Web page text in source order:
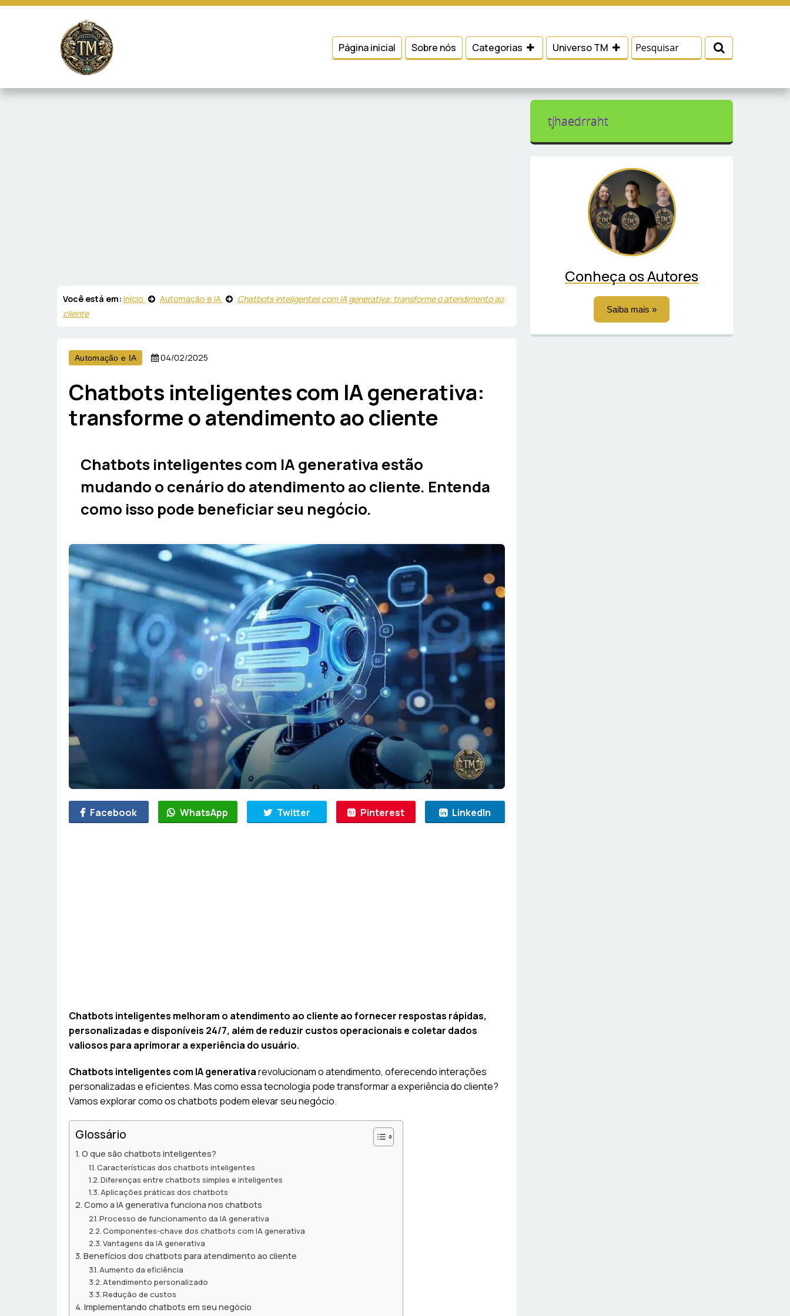
Página inicial Sobre nós Categorias Universo TM
Você está em: Início Automação e IA
Chatbots inteligentes com IA generativa: transforme o atendimento ao
cliente
Automação e IA 04/02/2025
Chatbots inteligentes com IA generativa:
transforme o atendimento ao cliente
Chatbots inteligentes com IA generativa estão
mudando o cenário do atendimento ao cliente. Entenda
como isso pode beneficiar seu negócio.
Facebook WhatsApp Twitter Pinterest LinkedIn
Chatbots inteligentes melhoram o atendimento ao cliente ao fornecer respostas rápidas,
personalizadas e disponíveis 24/7, além de reduzir custos operacionais e coletar dados
valiosos para aprimorar a experiência do usuário.
Chatbots inteligentes com IA generativarevolucionam o atendimento, oferecendo interações
personalizadas e eficientes. Mas como essa tecnologia pode transformar a experiência do cliente?
Vamos explorar como os chatbots podem elevar seu negócio.
Glossário
O que são chatbots inteligentes?
Características dos chatbots inteligentes
Diferenças entre chatbots simples e inteligentes
Aplicações práticas dos chatbots
Como a IA generativa funciona nos chatbots
Processo de funcionamento da IA generativa
Componentes-chave dos chatbots com IA generativa
Vantagens da IA generativa
Benefícios dos chatbots para atendimento ao cliente
Aumento da eficiência
Atendimento personalizado
Redução de custos
Implementando chatbots em seu negócio
tjhaedrraht
Conheça os Autores
Saiba mais »
marketing e fornecer conteúdo de terceiros. Leia mais em